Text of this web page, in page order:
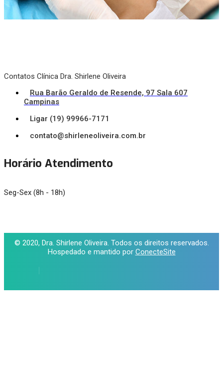
Contatos Clínica Dra. Shirlene Oliveira
Rua Barão Geraldo de Resende, 97 Sala 607
Campinas
Ligar (19) 99966-7171
contato@shirleneoliveira.com.br
Horário Atendimento
Seg-Sex (8h - 18h)
© 2020, Dra. Shirlene Oliveira. Todos os direitos reservados.
Hospedado e mantido por ConecteSite